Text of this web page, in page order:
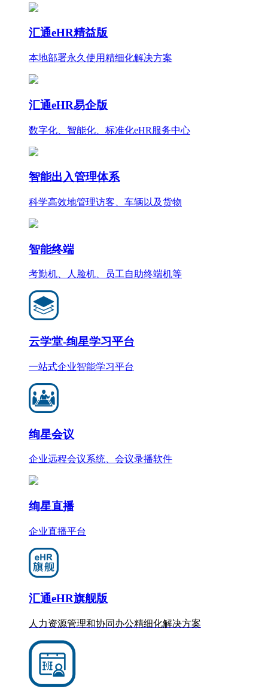
汇通eHR精益版
本地部署永久使用精细化解决方案
汇通eHR易企版
数字化、智能化、标准化eHR服务中心
智能出入管理体系
科学高效地管理访客、车辆以及货物
智能终端
考勤机、人脸机、员工自助终端机等
云学堂-绚星学习平台
一站式企业智能学习平台
绚星会议
企业远程会议系统、会议录播软件
绚星直播
企业直播平台
汇通eHR旗舰版
人力资源管理和协同办公精细化解决方案